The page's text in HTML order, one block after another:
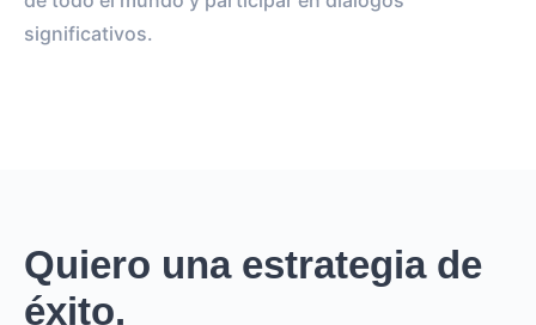
significativos.
Quiero una estrategia de
éxito.